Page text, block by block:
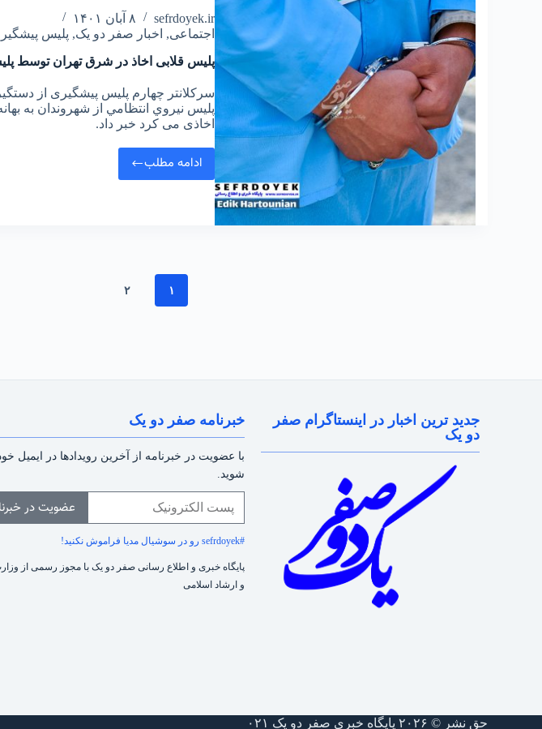
sefrdoyek.ir
۸ آبان ۱۴۰۱
اجتماعی, اخبار صفر دو یک, پلیس
پلیس قلابی اخاذ در شرق تهران توسط
سرکلانتر چهارم پلیس پیشگیری از
پلیس نيروي انتظامي از شهروندان به
اخاذی می کرد خبر داد.
ادامه مطلب
۱ ۲
جدید ترین اخبار در اینستاگرام صفر
دو یک
خبرنامه صفر دو یک
با عضویت در خبرنامه از آخرین رویدادها در ایمیل
شوید.
عضویت در
#sefrdoyek رو در سوشیال مدیا فراموش نکنید!
پایگاه خبری و اطلاع رسانی صفر دو یک با مجوز رسمی از
و ارشاد اسلامی
حق نشر © ۲۰۲۶ پایگاه خبری صفر دو یک ۰۲۱